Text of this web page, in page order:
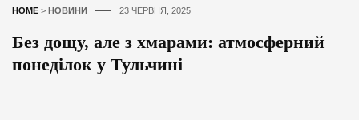
HOME > НОВИНИ 23 ЧЕРВНЯ, 2025
Без дощу, але з хмарами: атмосферний
понеділок у Тульчині